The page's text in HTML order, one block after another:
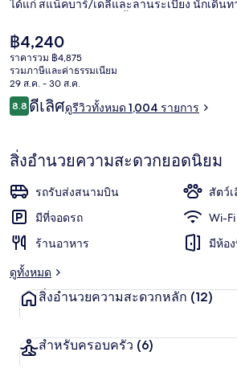
ได้แก่ สแน็คบาร์/เดลี่และลานระเบียง นักเดิน
รถราง Wien Mitte-Landstraße และ 2 นาทีถึง ส
ราคา
ปัจจุบัน
฿4,240
฿4,240
ราคารวม ฿4,875
รวมภาษีและค่าธรรมเนียม
29 ส.ค. - 30 ส.ค.
รีวิว
8.88.8 จาก 10
ดีเลิศดูรีวิวทั้งหมด 1,004 รายการ
สิ่งอำนวยความสะดวกยอดนิยม
รถรับส่งสนามบิน
สัตว์
มีที่จอดรถ
Wi-
ร้านอาหาร
มีห้อ
ดูทั้งหมด
สิ่งอำนวยความสะดวกหลัก (12)
สำหรับครอบครัว (6)